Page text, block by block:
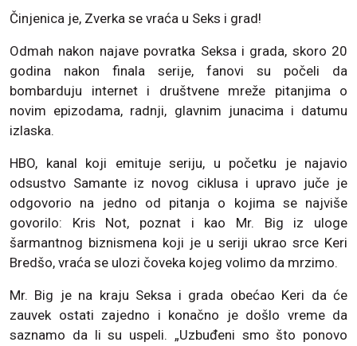
Činjenica je, Zverka se vraća u Seks i grad!
Odmah nakon najave povratka Seksa i grada, skoro 20
godina nakon finala serije, fanovi su počeli da
bombarduju internet i društvene mreže pitanjima o
novim epizodama, radnji, glavnim junacima i datumu
izlaska.
HBO, kanal koji emituje seriju, u početku je najavio
odsustvo Samante iz novog ciklusa i upravo juče je
odgovorio na jedno od pitanja o kojima se najviše
govorilo: Kris Not, poznat i kao Mr. Big iz uloge
šarmantnog biznismena koji je u seriji ukrao srce Keri
Bredšo, vraća se ulozi čoveka kojeg volimo da mrzimo.
Mr. Big je na kraju Seksa i grada obećao Keri da će
zauvek ostati zajedno i konačno je došlo vreme da
saznamo da li su uspeli. „Uzbuđeni smo što ponovo